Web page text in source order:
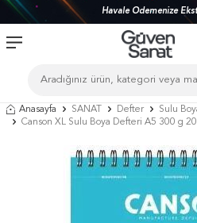
Havale Ödemenize
Anasayfa SANAT Defter
Sulu
Canson XL Sulu Boya Defteri A5 300 g